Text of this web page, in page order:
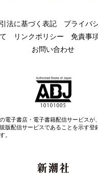
法に基づく表記
プライバ
リンクポリシー 免責事
お問い合わせ
電子書店・電子書籍配信サービスが
版配信サービスであることを示す登
。